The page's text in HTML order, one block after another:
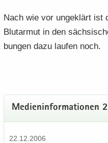
Nach wie vor un­ge­klärt ist
Blut­ar­mut in den
bun­gen dazu lau­fen noch.
Me­di­en­in­for­ma­tio­nen
22.12.2006